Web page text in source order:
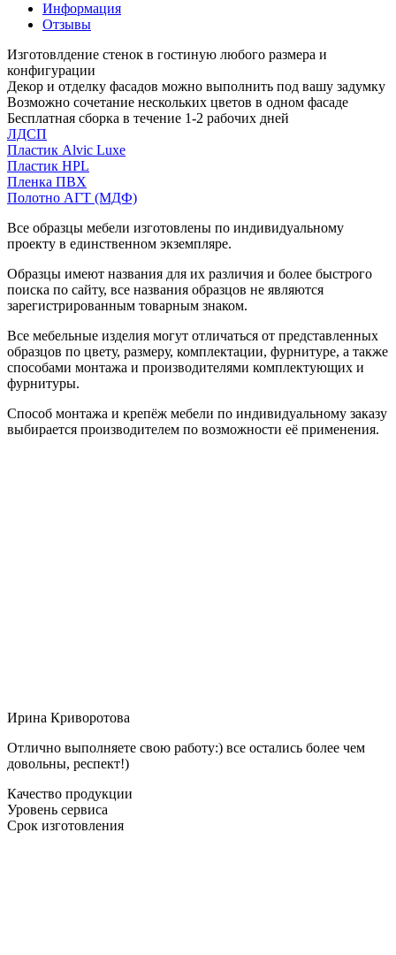
Информация
Отзывы
Изготовлдение стенок в гостиную любого размера и
конфигурации
Декор и отделку фасадов можно выполнить под вашу задумку
Возможно сочетание нескольких цветов в одном фасаде
Бесплатная сборка в течение 1-2 рабочих дней
ЛДСП
Пластик Alvic Luxe
Пластик HPL
Пленка ПВХ
Полотно АГТ (МДФ)
Все образцы мебели изготовлены по индивидуальному
проекту в единственном экземпляре.
Образцы имеют названия для их различия и более быстрого
поиска по сайту, все названия образцов не являются
зарегистрированным товарным знаком.
Все мебельные изделия могут отличаться от представленных
образцов по цвету, размеру, комплектации, фурнитуре, а также
способами монтажа и производителями комплектующих и
фурнитуры.
Способ монтажа и крепёж мебели по индивидуальному заказу
выбирается производителем по возможности её применения.
Ирина Криворотова
Отлично выполняете свою работу:) все остались более чем
довольны, респект!)
Качество продукции
Уровень сервиса
Срок изготовления